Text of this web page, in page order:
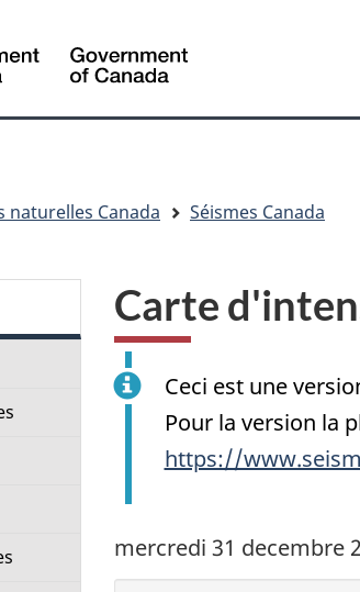
naturelles Canada Séismes Canada
Carte
Ceci est une
Pour la version la
https://
mercredi 31 decembre